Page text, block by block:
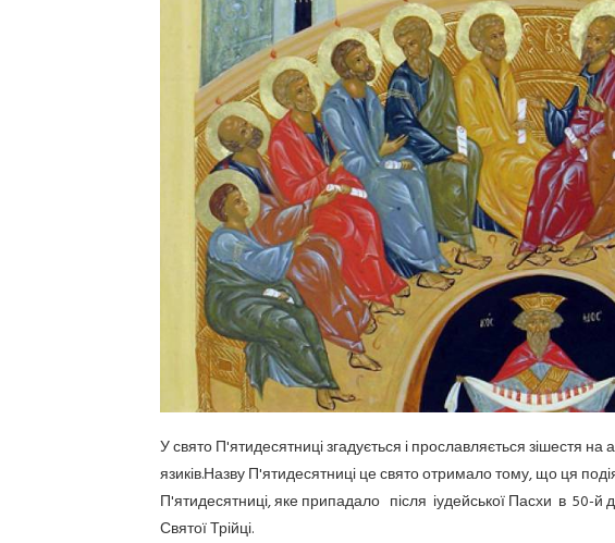
У свято П'ятидесятниці згадується і прославляється зішестя на
язиків.Назву П'ятидесятниці це свято отримало тому, що ця
П'ятидесятниці, яке припадало після іудейської Пасхи в 50-й
Святої Трійці.